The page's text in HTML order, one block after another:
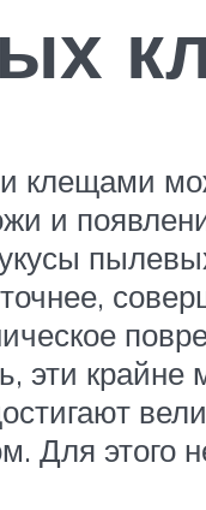
и
эти
Для